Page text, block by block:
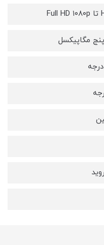
مگاپیکسل